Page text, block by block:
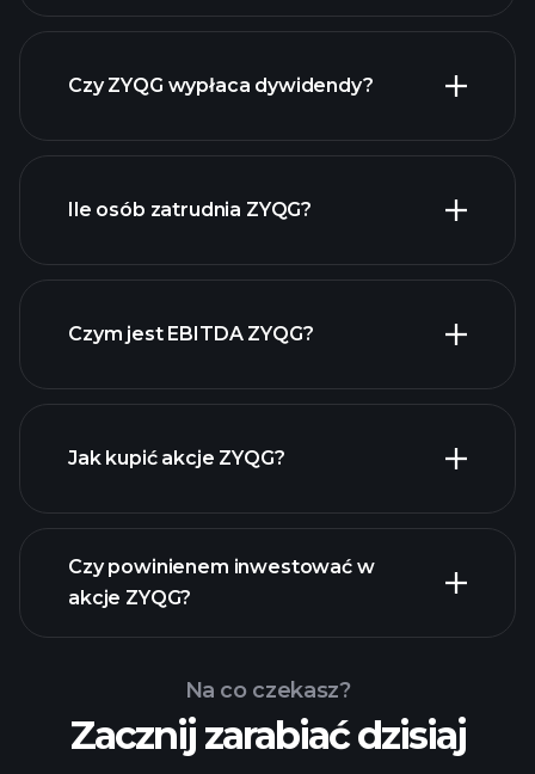
raporty finansowe ZYQG
ZYQG
Czy ZYQG wypłaca dywidendy?
akcji o wysokiej
Ile osób zatrudnia ZYQG?
Czym jest EBITDA ZYQG?
raporty finansowe
Jak kupić akcje ZYQG?
Turniejach
Czy powinienem inwestować w
akcje ZYQG?
Na co czekasz?
Zacznij zarabiać dzisiaj